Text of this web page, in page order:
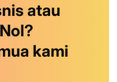
atau
kami